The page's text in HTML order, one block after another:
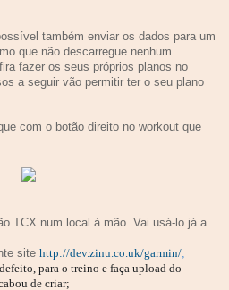
também enviar os dados para um
que não descarregue nenhum
fazer os seus próprios planos no
a seguir vão permitir ter o seu plano
com o botão direito no workout que
TCX num local à mão. Vai usá-lo já a
site http://dev.zinu.co.uk/garmin/;
para o treino e faça upload do
de criar;